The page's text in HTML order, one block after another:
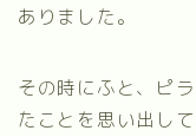
ありました。
その時にふと、ピ
たことを思い出し